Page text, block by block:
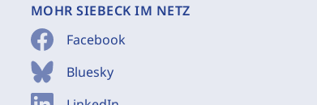
MOHR SIEBECK IM NETZ
Facebook
Bluesky